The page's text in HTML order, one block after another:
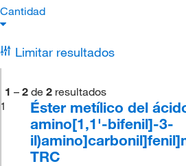
Cantidad
Limitar resultados
1 – 2 de 2 resultados
1
Éster metílico del
amino[1,1'-bifenil]-3-
TRC